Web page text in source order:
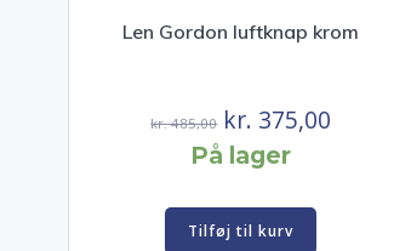
Len Gordon luftknap krom
kr.485,00 Den
oprindelige
var:
kr. 375,00
På lager
Tilføj til kurv